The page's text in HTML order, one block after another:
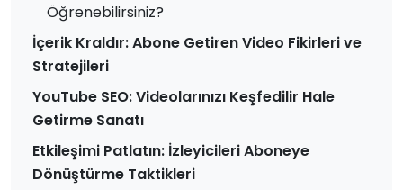
Öğrenebilirsiniz?
İçerik Kraldır: Abone Getiren Video Fikirleri ve
Stratejileri
YouTube SEO: Videolarınızı Keşfedilir Hale
Getirme Sanatı
Etkileşimi Patlatın: İzleyicileri Aboneye
Dönüştürme Taktikleri